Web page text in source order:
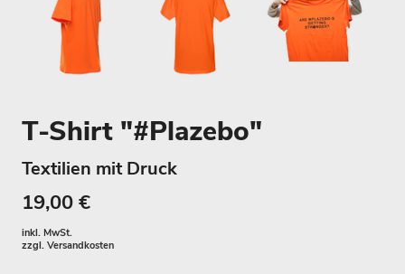
T-Shirt "#Plazebo"
Textilien mit Druck
19,00 €
inkl. MwSt.
zzgl. Versandkosten